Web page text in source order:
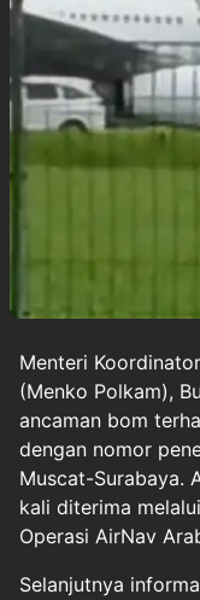
Menteri
(Menko Polkam),
ancaman bom
dengan nomor
Muscat-Surabaya.
kali diterima
Operasi AirNav
Selanjutnya